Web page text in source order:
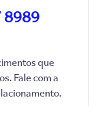
8989
que
Fale com a